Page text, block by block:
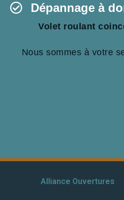
Dépannage à
Volet roulant
Nous sommes à votre
Alliance Ouvertures